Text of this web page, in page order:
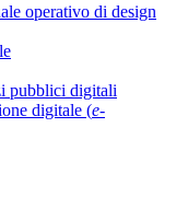
operativo di design
pubblici digitali
digitale (e-